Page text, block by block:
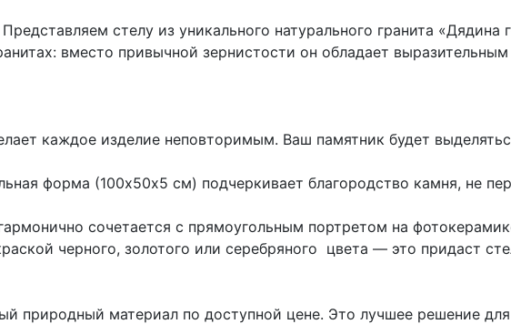
стелу из уникального натурального гранита «Дядина
вместо привычной зернистости он обладает
каждое изделие неповторимым. Ваш памятник будет
форма (100х50х5 см) подчеркивает благородство камня, не
сочетается с прямоугольным портретом на
черного, золотого или серебряного цвета — это придаст
природный материал по доступной цене. Это лучшее решение для